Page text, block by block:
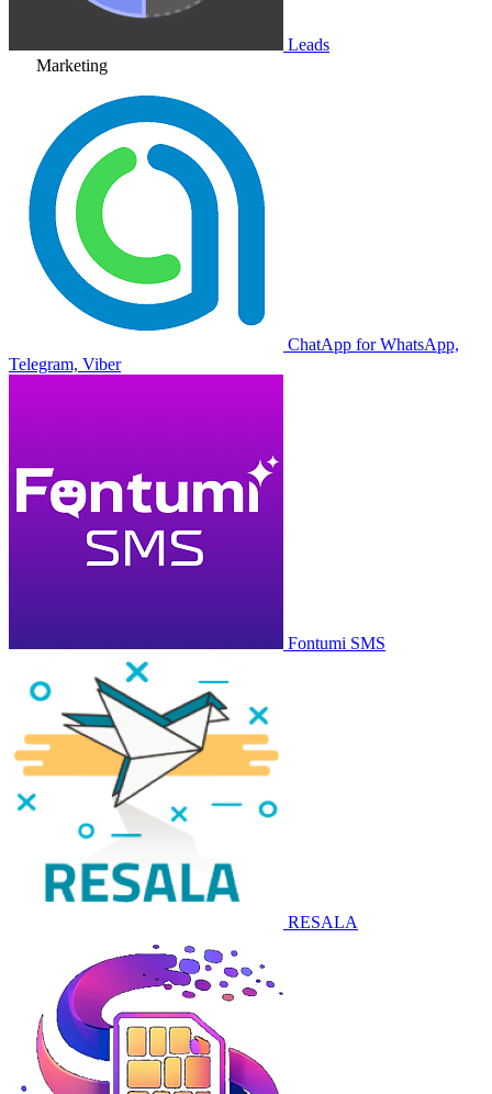
Leads
Marketing
ChatApp for WhatsApp,
Telegram, Viber
Fontumi SMS
RESALA